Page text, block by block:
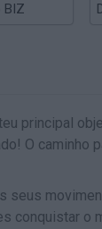
BIZ
principal
O caminho
seus
conquistar o